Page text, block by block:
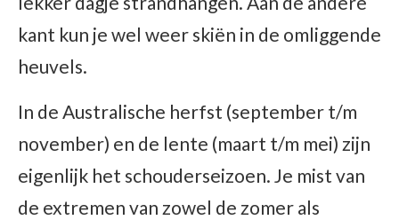
kant kun je wel weer skiën in de omliggende
heuvels.
In de Australische herfst (september t/m
november) en de lente (maart t/m mei) zijn
eigenlijk het schouderseizoen. Je mist van
de extremen van zowel de zomer als